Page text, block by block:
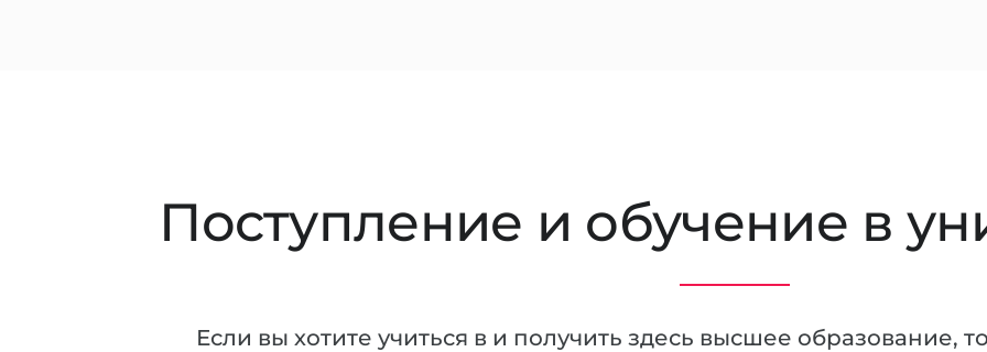
Поступление и обучение в
Если вы хотите учиться в и получить здесь высшее образование,